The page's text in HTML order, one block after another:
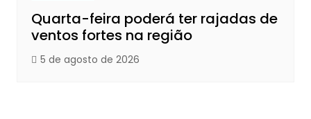
Quarta-feira poderá ter rajadas de
ventos fortes na região
5 de agosto de 2026